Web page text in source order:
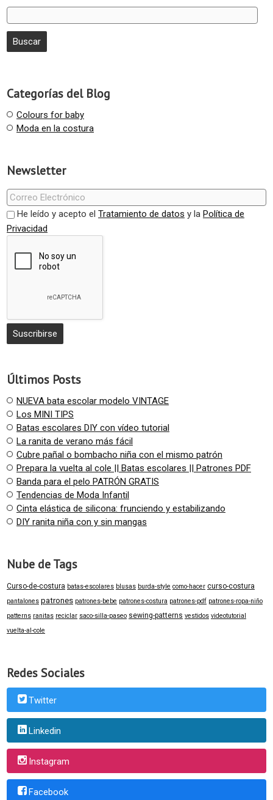
Categorías del Blog
Colours for baby
Moda en la costura
Newsletter
He leído y acepto el Tratamiento de datos y la Política de
Privacidad
Últimos Posts
NUEVA bata escolar modelo VINTAGE
Los MINI TIPS
Batas escolares DIY con vídeo tutorial
La ranita de verano más fácil
Cubre pañal o bombacho niña con el mismo patrón
Prepara la vuelta al cole || Batas escolares || Patrones PDF
Banda para el pelo PATRÓN GRATIS
Tendencias de Moda Infantil
Cinta elástica de silicona: frunciendo y estabilizando
DIY ranita niña con y sin mangas
Nube de Tags
Curso-de-costura batas-escolares blusas burda-style como-hacer curso-costura
pantalones patrones patrones-bebe patrones-costura patrones-pdf patrones-ropa-niño
patterns ranitas reciclar saco-silla-paseo sewing-patterns vestidos videotutorial
vuelta-al-cole
Redes Sociales
Twitter
Linkedin
Instagram
Facebook